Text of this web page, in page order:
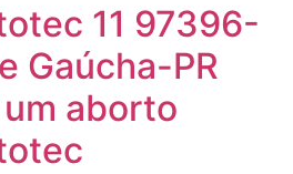
11 97396-
Gaúcha-PR
aborto
(1999997****
www.proaborto.com)
preparada em varias
mas psicologicamente p ter
nao estou
2026 17:09:20